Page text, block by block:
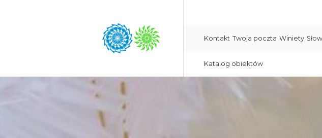
Kontakt Twoja poczta Winiety
Katalog obiektów